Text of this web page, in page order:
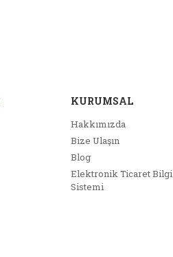
KURUMSAL
Hakkımızda
Bize Ulaşın
Blog
Elektronik Ticaret Bilgi
Sistemi